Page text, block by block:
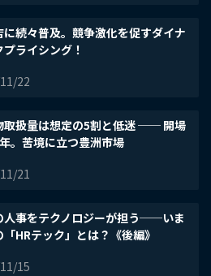
に続々普及。競争激化を促すダイナ
プライシング！
22
取扱量は想定の5割と低迷 ── 開場
。苦境に立つ豊洲市場
21
人事をテクノロジーが担う──いま
HRテック」とは？《後編》
15